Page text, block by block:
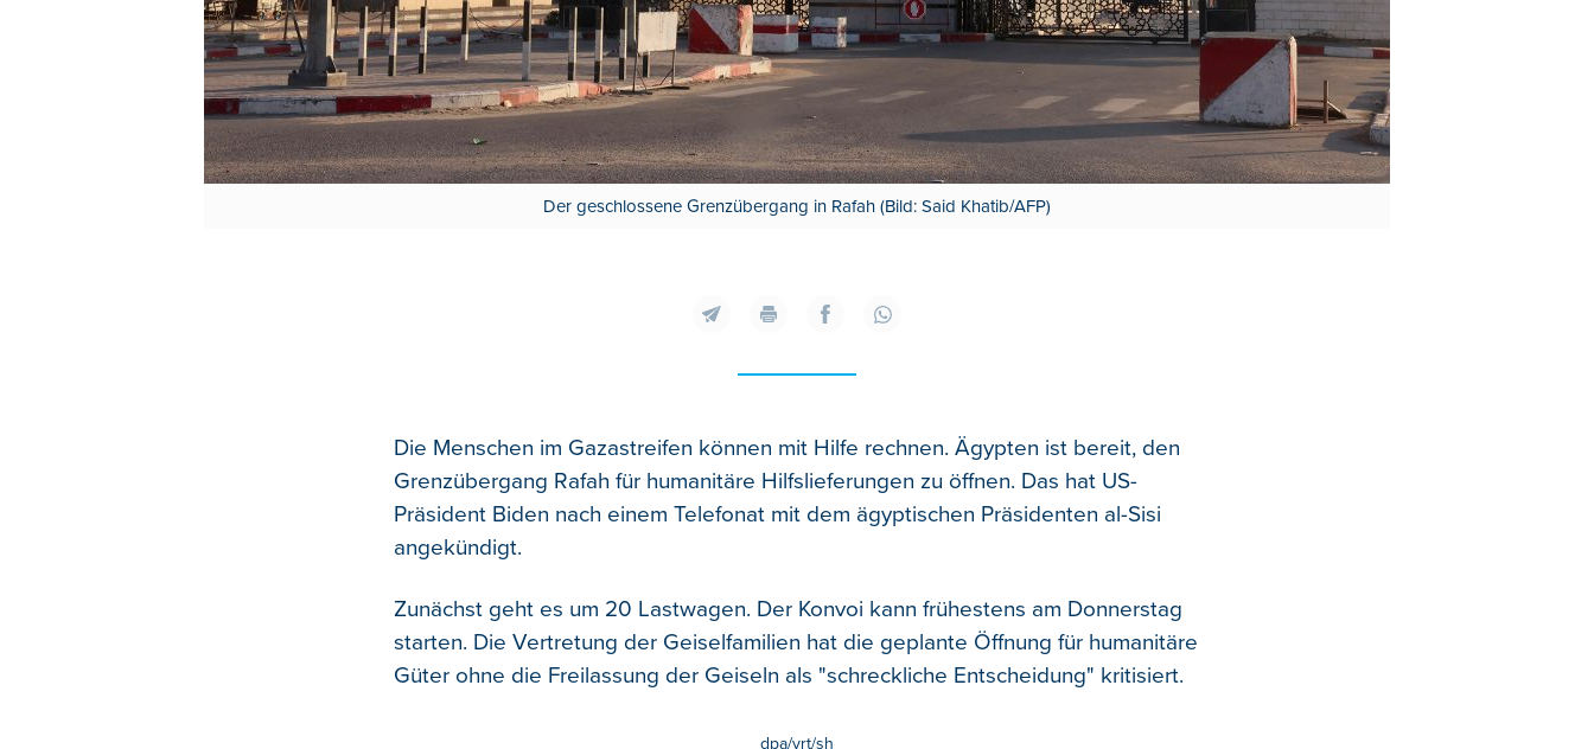
Der geschlossene Grenzübergang in Rafah (Bild: Said Khatib/AFP)
Die Menschen im Gazastreifen können mit Hilfe rechnen. Ägypten ist bereit, den
Grenzübergang Rafah für humanitäre Hilfslieferungen zu öffnen. Das hat US-
Präsident Biden nach einem Telefonat mit dem ägyptischen Präsidenten al-Sisi
angekündigt.
Zunächst geht es um 20 Lastwagen. Der Konvoi kann frühestens am Donnerstag
starten. Die Vertretung der Geiselfamilien hat die geplante Öffnung für humanitäre
Güter ohne die Freilassung der Geiseln als "schreckliche Entscheidung" kritisiert.
dpa/vrt/sh